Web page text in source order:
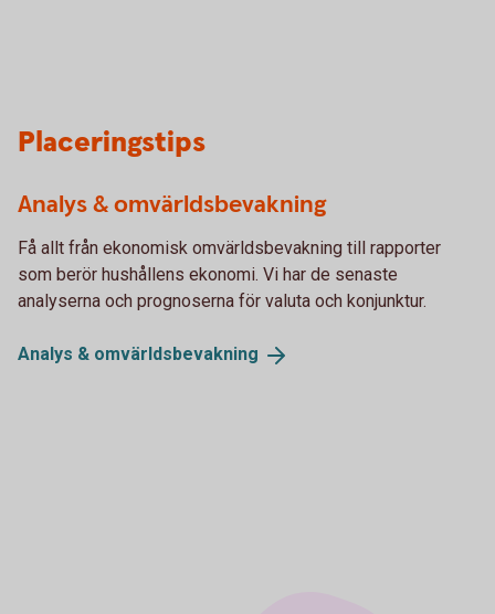
Placeringstips
Analys & omvärldsbevakning
Få allt från ekonomisk omvärldsbevakning till rapporter
som berör hushållens ekonomi. Vi har de senaste
analyserna och prognoserna för valuta och konjunktur.
Analys & omvärldsbevakning